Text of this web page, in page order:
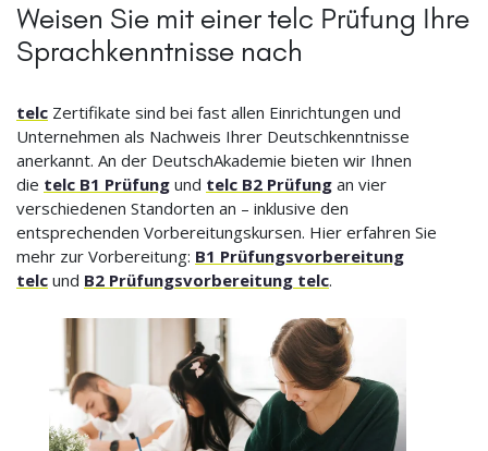
Weisen Sie mit einer telc Prüfung Ihre
Sprachkenntnisse nach
telc Zertifikate sind bei fast allen Einrichtungen und
Unternehmen als Nachweis Ihrer Deutschkenntnisse
anerkannt. An der DeutschAkademie bieten wir Ihnen
die telc B1 Prüfung und telc B2 Prüfung an vier
verschiedenen Standorten an – inklusive den
entsprechenden Vorbereitungskursen. Hier erfahren Sie
mehr zur Vorbereitung: B1 Prüfungsvorbereitung
telc und B2 Prüfungsvorbereitung telc.